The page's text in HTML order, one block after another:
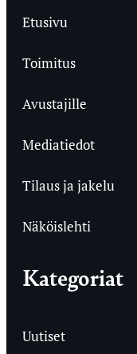
Etusivu
Toimitus
Avustajille
Mediatiedot
Tilaus ja jakelu
Näköislehti
Kategoriat
Uutiset